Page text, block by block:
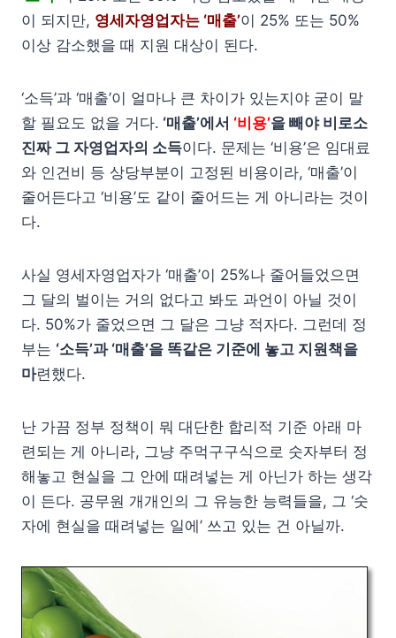
이 되지만, 영세자영업자는 ‘매출’이 25% 또는 50%
이상 감소했을 때 지원 대상이 된다.
‘소득’과 ‘매출’이 얼마나 큰 차이가 있는지야 굳이 말
할 필요도 없을 거다. ‘매출’에서 ‘비용’을 빼야 비로소
진짜 그 자영업자의 소득이다. 문제는 ‘비용’은 임대료
와 인건비 등 상당부분이 고정된 비용이라, ‘매출’이
줄어든다고 ‘비용’도 같이 줄어드는 게 아니라는 것이
다.
사실 영세자영업자가 ‘매출’이 25%나 줄어들었으면
그 달의 벌이는 거의 없다고 봐도 과언이 아닐 것이
다. 50%가 줄었으면 그 달은 그냥 적자다. 그런데 정
부는 ‘소득’과 ‘매출’을 똑같은 기준에 놓고 지원책을
마련했다.
난 가끔 정부 정책이 뭐 대단한 합리적 기준 아래 마
련되는 게 아니라, 그냥 주먹구구식으로 숫자부터 정
해놓고 현실을 그 안에 때려넣는 게 아닌가 하는 생각
이 든다. 공무원 개개인의 그 유능한 능력들을, 그 ‘숫
자에 현실을 때려넣는 일에’ 쓰고 있는 건 아닐까.